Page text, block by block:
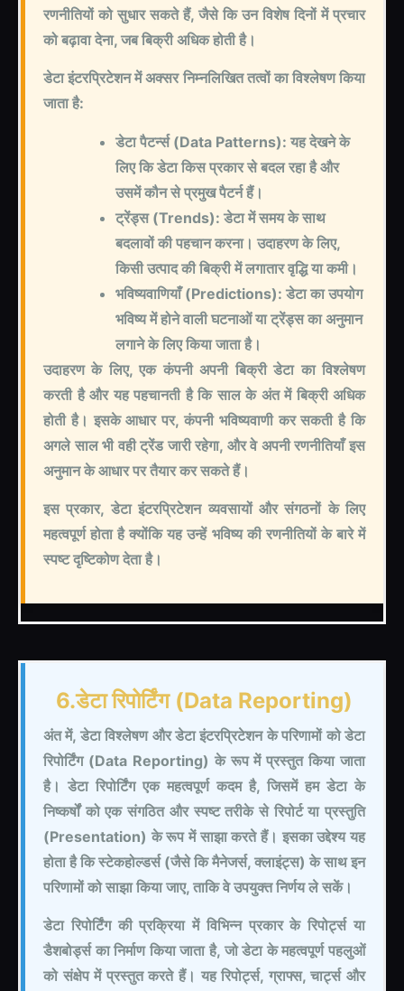
रणनीतियों को सुधार सकते हैं, जैसे कि उन विशेष दिनों में प्रचार
को बढ़ावा देना, जब बिक्री अधिक होती है।
डेटा इंटरप्रिटेशन में अक्सर निम्नलिखित तत्वों का विश्लेषण किया
जाता है:
डेटा पैटर्न्स (Data Patterns): यह देखने के
लिए कि डेटा किस प्रकार से बदल रहा है और
उसमें कौन से प्रमुख पैटर्न हैं।
ट्रेंड्स (Trends): डेटा में समय के साथ
बदलावों की पहचान करना। उदाहरण के लिए,
किसी उत्पाद की बिक्री में लगातार वृद्धि या कमी।
भविष्यवाणियाँ (Predictions): डेटा का उपयोग
भविष्य में होने वाली घटनाओं या ट्रेंड्स का अनुमान
लगाने के लिए किया जाता है।
उदाहरण के लिए, एक कंपनी अपनी बिक्री डेटा का विश्लेषण
करती है और यह पहचानती है कि साल के अंत में बिक्री अधिक
होती है। इसके आधार पर, कंपनी भविष्यवाणी कर सकती है कि
अगले साल भी वही ट्रेंड जारी रहेगा, और वे अपनी रणनीतियाँ इस
अनुमान के आधार पर तैयार कर सकते हैं।
इस प्रकार, डेटा इंटरप्रिटेशन व्यवसायों और संगठनों के लिए
महत्वपूर्ण होता है क्योंकि यह उन्हें भविष्य की रणनीतियों के बारे में
स्पष्ट दृष्टिकोण देता है।
6.डेटा रिपोर्टिंग (Data Reporting)
अंत में, डेटा विश्लेषण और डेटा इंटरप्रिटेशन के परिणामों को डेटा
रिपोर्टिंग (Data Reporting) के रूप में प्रस्तुत किया जाता
है। डेटा रिपोर्टिंग एक महत्वपूर्ण कदम है, जिसमें हम डेटा के
निष्कर्षों को एक संगठित और स्पष्ट तरीके से रिपोर्ट या प्रस्तुति
(Presentation) के रूप में साझा करते हैं। इसका उद्देश्य यह
होता है कि स्टेकहोल्डर्स (जैसे कि मैनेजर्स, क्लाइंट्स) के साथ इन
परिणामों को साझा किया जाए, ताकि वे उपयुक्त निर्णय ले सकें।
डेटा रिपोर्टिंग की प्रक्रिया में विभिन्न प्रकार के रिपोर्ट्स या
डैशबोर्ड्स का निर्माण किया जाता है, जो डेटा के महत्वपूर्ण पहलुओं
को संक्षेप में प्रस्तुत करते हैं। यह रिपोर्ट्स, ग्राफ्स, चार्ट्स और